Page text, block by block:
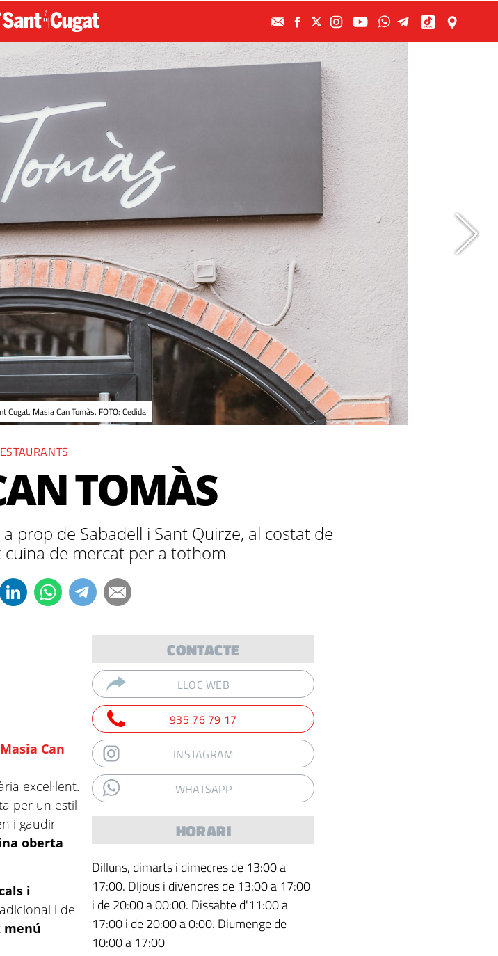
Cugat, Masia Can Tomàs. FOTO: Cedida
TOMÀS
prop de Sabadell i Sant Quirze, al costat de
cuina de mercat per a tothom
Masia Can
excel·lent.
per un estil
i gaudir
oberta
i
i de
menú
CONTACTE
LLOC WEB
935 76 79 17
INSTAGRAM
WHATSAPP
HORARI
Dilluns, dimarts i dimecres de 13:00 a
17:00. DIjous i divendres de 13:00 a 17:00
i de 20:00 a 00:00. Dissabte d'11:00 a
17:00 i de 20:00 a 0:00. Diumenge de
10:00 a 17:00